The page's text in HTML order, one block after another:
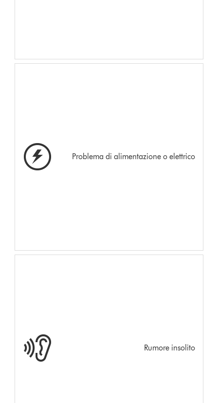
Problema di alimentazione o elettrico
Rumore insolito